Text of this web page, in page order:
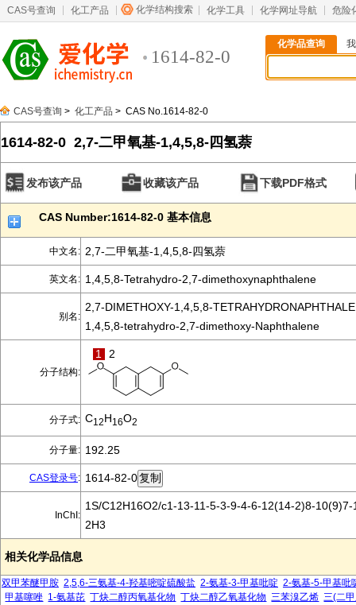
CAS号查询 化工产品 化学结构搜索 化学工具 化学网址导航 危险
1614-82-0
化学品查询
CAS号查询 > 化工产品 > CAS No.1614-82-0
1614-82-0 2,7-二甲氧基-1,4,5,8-四氢萘
发布该产品 收藏该产品 下载PDF格式
CAS Number:1614-82-0 基本信息
中文名: 2,7-二甲氧基-1,4,5,8-四氢萘
英文名: 1,4,5,8-Tetrahydro-2,7-dimethoxynaphthalene
别名:
2,7-DIMETHOXY-1,4,5,8-
1,4,5,8-tetrahydro-2,7-dimethoxy-Naphthalene
分子结构:
1 2
分子式: C12H16O2
分子量: 192.25
CAS登录号: 1614-82-0
InChI:
1S/C12H16O2/c1-13-11-5-3-9-4-6-12(14-2)8-
2H3
相关化学品信息
双甲苯醚甲胺 2,5,6-三氨基-4-羟基嘧啶硫酸盐 2-氨基-3-甲基吡啶 2-氨基-5-甲基吡
甲基噻唑 1-氨基芘 丁炔二醇丙氧基化物 丁炔二醇乙氧基化物 三苯溴乙烯 三(二